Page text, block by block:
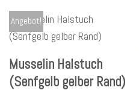
Angebot!
Musselin Halstuch
(Senfgelb gelber Rand)